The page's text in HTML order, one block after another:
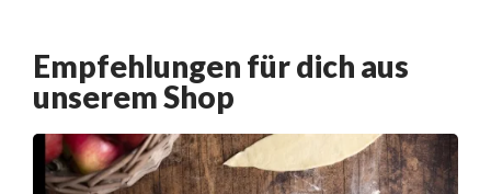
Empfehlungen für dich aus
unserem Shop